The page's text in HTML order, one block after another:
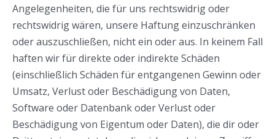
Angelegenheiten, die für uns rechtswidrig oder
rechtswidrig wären, unsere Haftung einzuschränken
oder auszuschließen, nicht ein oder aus. In keinem Fall
haften wir für direkte oder indirekte Schäden
(einschließlich Schäden für entgangenen Gewinn oder
Umsatz, Verlust oder Beschädigung von Daten,
Software oder Datenbank oder Verlust oder
Beschädigung von Eigentum oder Daten), die dir oder